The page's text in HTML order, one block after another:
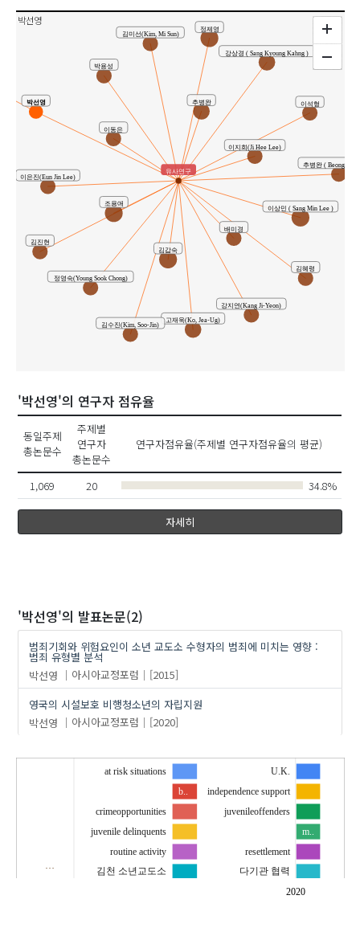
박선영
강상경 ( Sang Kyoung Kahng )
강지연(Kang Ji-Yeon)
고재욱(Ko, Jea-Ug)
김갑숙
김미선(Kim, Mi Sun)
김수진(Kim, Soo-Jin)
김진현
김혜령
박용성
배미경
이동은
이상민 ( Sang Min Lee )
이석형
이은진(Eun Jin Lee)
이지희(Ji Hee Lee)
정영숙(Young Sook Chong)
정제영
조용애
추병완
추병완 ( Beong Wan
박선영
유사연구
'박선영'의 연구자 점유율
동일주제
총논문수
주제별
연구자
총논문수
연구자점유율(주제별 연구자점유율의 평균)
1,069 20 34.8%
자세히
'박선영'의 발표논문(2)
범죄기회와 위험요인이 소년 교도소 수형자의 범죄에 미치는 영향 :
범죄 유형별 분석
박선영
아시아교정포럼
[2015]
영국의 시설보호 비행청소년의 자립지원
박선영
아시아교정포럼 [2020]
2020
…
U.K.
at risk situations
b..
crimeopportunities
independence support
juvenile delinquents
juvenileoffenders
m..
resettlement
routine activity
김천 소년교도소
다기관 협력
비행청소년